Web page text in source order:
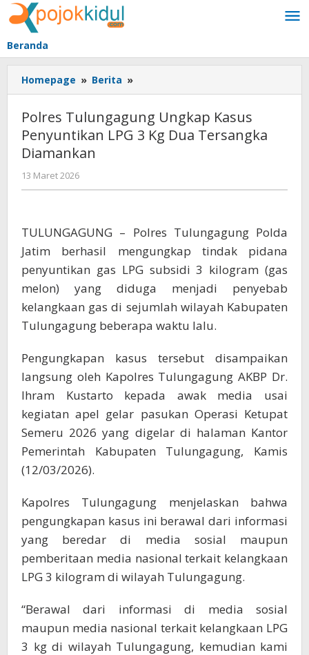
Lewati
ke
konten
Beranda
Homepage » Berita »
Tulungagung
Kasus
Penyuntikan
Dua
Polres Tulungagung Ungkap Kasus
Penyuntikan LPG 3 Kg Dua Tersangka
Diamankan
13 Maret 2026
BangAdmin
TULUNGAGUNG – Polres Tulungagung Polda
Jatim berhasil mengungkap tindak pidana
penyuntikan gas LPG subsidi 3 kilogram (gas
melon) yang diduga menjadi penyebab
kelangkaan gas di sejumlah wilayah Kabupaten
Tulungagung beberapa waktu lalu.
Pengungkapan kasus tersebut disampaikan
langsung oleh Kapolres Tulungagung AKBP Dr.
Ihram Kustarto kepada awak media usai
kegiatan apel gelar pasukan Operasi Ketupat
Semeru 2026 yang digelar di halaman Kantor
Pemerintah Kabupaten Tulungagung, Kamis
(12/03/2026).
Kapolres Tulungagung menjelaskan bahwa
pengungkapan kasus ini berawal dari informasi
yang beredar di media sosial maupun
pemberitaan media nasional terkait kelangkaan
LPG 3 kilogram di wilayah Tulungagung.
“Berawal dari informasi di media sosial
maupun media nasional terkait kelangkaan LPG
3 kg di wilayah Tulungagung, kemudian kami